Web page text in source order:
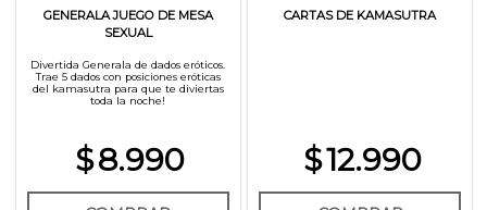
GENERALA JUEGO DE MESA
SEXUAL
Divertida Generala de dados eróticos.
Trae 5 dados con posiciones eróticas
del kamasutra para que te diviertas
toda la noche!
$8.990
CARTAS DE KAMASUTRA
$12.990